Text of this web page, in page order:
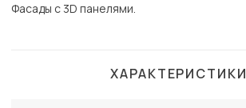
Фасады с 3D панелями.
ХАРАКТЕРИСТИКИ